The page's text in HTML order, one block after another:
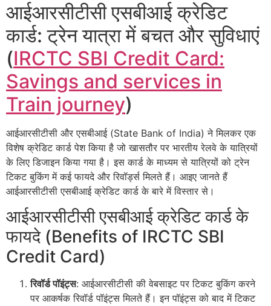
आईआरसीटीसी एसबीआई क्रेडिट
कार्ड: ट्रेन यात्रा में बचत और सुविधाएं
(IRCTC SBI Credit Card:
Savings and services in
Train journey)
आईआरसीटीसी और एसबीआई (State Bank of India) ने मिलकर एक
विशेष क्रेडिट कार्ड पेश किया है जो खासतौर पर भारतीय रेलवे के यात्रियों
के लिए डिजाइन किया गया है। इस कार्ड के माध्यम से यात्रियों को ट्रेन
टिकट बुकिंग में कई फायदे और रिवॉर्ड्स मिलते हैं। आइए जानते हैं
आईआरसीटीसी एसबीआई क्रेडिट कार्ड के बारे में विस्तार से।
आईआरसीटीसी एसबीआई क्रेडिट कार्ड के
फायदे (Benefits of IRCTC SBI
Credit Card)
रिवॉर्ड पॉइंट्स: आईआरसीटीसी की वेबसाइट पर टिकट बुकिंग करने
पर आकर्षक रिवॉर्ड पॉइंट्स मिलते हैं। इन पॉइंट्स को बाद में टिकट